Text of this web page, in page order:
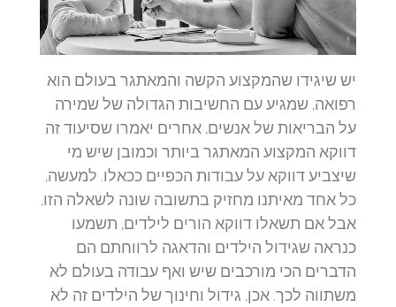
יש שיגידו שהמקצוע הקשה והמאתגר בעולם הוא
רפואה, שמגיע עם החשיבות הגדולה של שמירה
על הבריאות של אנשים, אחרים יאמרו שסיעוד זה
דווקא המקצוע המאתגר ביותר וכמובן שיש מי
שיצביע דווקא על עבודות הכפיים ככאלו. למעשה,
כל אחד מאיתנו מחזיק בתשובה שונה לשאלה הזו,
אבל אם תשאלו דווקא הורים לילדים, תשמעו
כנראה שגידול הילדים והדאגה לרווחתם הם
הדברים הכי מורכבים שיש ואף עבודה בעולם לא
משתווה לכך. אכן, גידול וחינוך של הילדים זה לא